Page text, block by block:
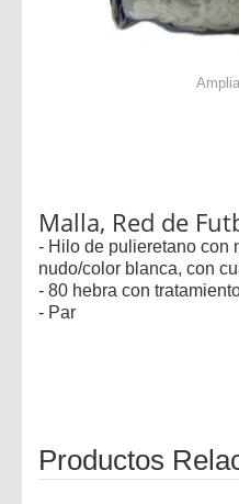
Malla, Red de
- Hilo de pulieretano con
nudo/color blanca, con
- 80 hebra con
- Par
Productos